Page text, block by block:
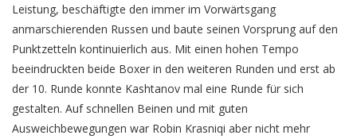
Leistung, beschäftigte den immer im Vorwärtsgang
anmarschierenden Russen und baute seinen Vorsprung auf den
Punktzetteln kontinuierlich aus. Mit einen hohen Tempo
beeindruckten beide Boxer in den weiteren Runden und erst ab
der 10. Runde konnte Kashtanov mal eine Runde für sich
gestalten. Auf schnellen Beinen und mit guten
Ausweichbewegungen war Robin Krasniqi aber nicht mehr